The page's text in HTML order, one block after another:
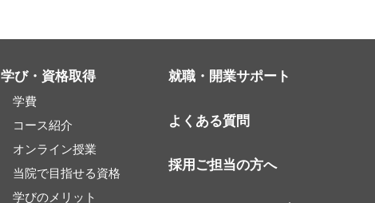
学び・資格取得
学費
コース紹介
オンライン授業
当院で目指せる資格
学びのメリット
就職・開業サポート
よくある質問
採用ご担当の方へ